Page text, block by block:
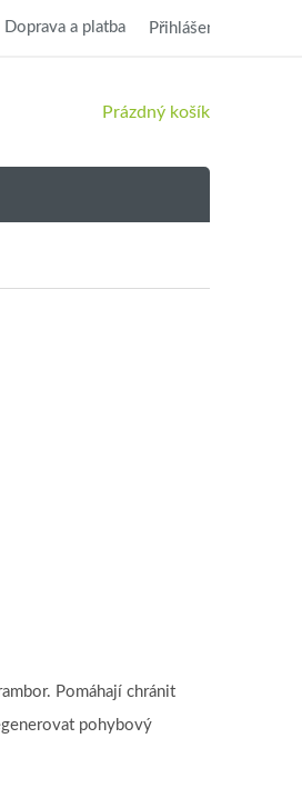
Doprava a platba Přihlášení
NÁKUPNÍ
Prázdný košík
Pomáhají chránit
pohybový